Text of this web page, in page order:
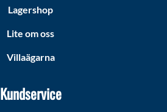
Lagershop
Lite om oss
Villaägarna
Kundservice